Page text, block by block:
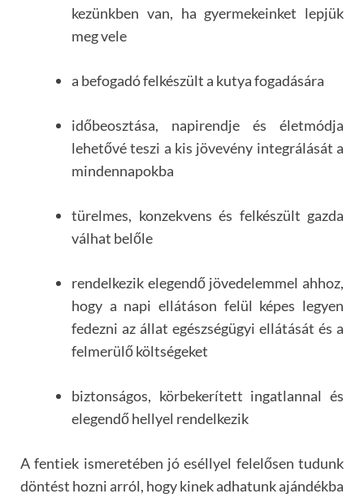
kezünkben van, ha gyermekeinket lepjük
meg vele
a befogadó felkészült a kutya fogadására
időbeosztása, napirendje és életmódja
lehetővé teszi a kis jövevény integrálását a
mindennapokba
türelmes, konzekvens és felkészült gazda
válhat belőle
rendelkezik elegendő jövedelemmel ahhoz,
hogy a napi ellátáson felül képes legyen
fedezni az állat egészségügyi ellátását és a
felmerülő költségeket
biztonságos, körbekerített ingatlannal és
elegendő hellyel rendelkezik
A fentiek ismeretében jó eséllyel felelősen tudunk
döntést hozni arról, hogy kinek adhatunk ajándékba